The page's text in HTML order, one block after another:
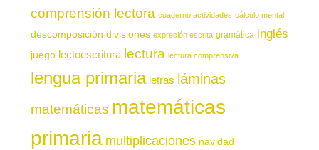
comprensión lectora cuaderno actividades cálculo mental
descomposición divisiones expresión escrita gramática inglés
juego lectoescritura lectura lectura comprensiva
lengua primaria letras láminas
matemáticas matemáticas
primaria multiplicaciones navidad